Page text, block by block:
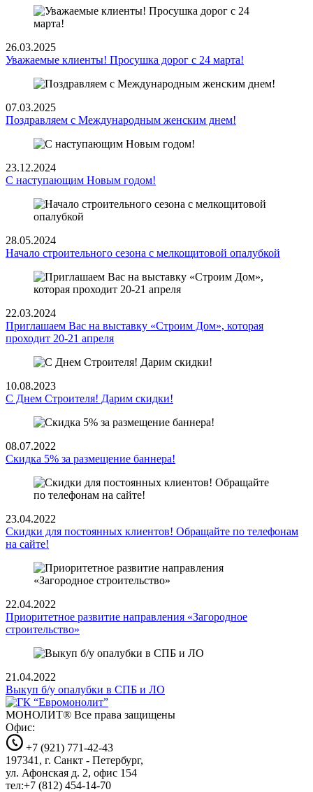
26.03.2025
Уважаемые клиенты! Просушка дорог с 24 марта!
07.03.2025
Поздравляем с Международным женским днем!
23.12.2024
С наступающим Новым годом!
28.05.2024
Начало строительного сезона с мелкощитовой опалубкой
22.03.2024
Приглашаем Вас на выставку «Строим Дом», которая
проходит 20-21 апреля
10.08.2023
С Днем Строителя! Дарим скидки!
08.07.2022
Скидка 5% за размещение баннера!
23.04.2022
Скидки для постоянных клиентов! Обращайте по телефонам
на сайте!
22.04.2022
Приоритетное развитие направления «Загородное
строительство»
21.04.2022
Выкуп б/у опалубки в СПБ и ЛО
МОНОЛИТ® Все права защищены
Офис:
+7 (921) 771-42-43
197341, г. Санкт - Петербург,
ул. Афонская д. 2, офис 154
тел:+7 (812) 454-14-70